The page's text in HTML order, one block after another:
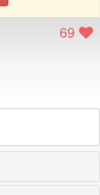
69